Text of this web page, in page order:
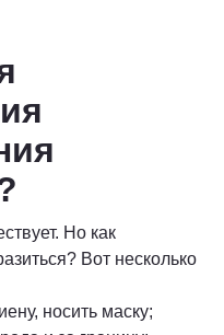
Но как
Вот несколько
носить маску;